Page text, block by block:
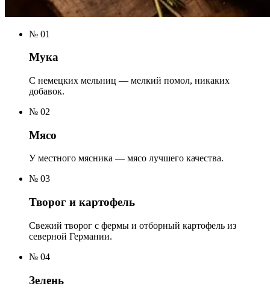
№ 01
Мука
С немецких мельниц — мелкий помол, никаких
добавок.
№ 02
Мясо
У местного мясника — мясо лучшего качества.
№ 03
Творог и картофель
Свежий творог с фермы и отборный картофель из
северной Германии.
№ 04
Зелень